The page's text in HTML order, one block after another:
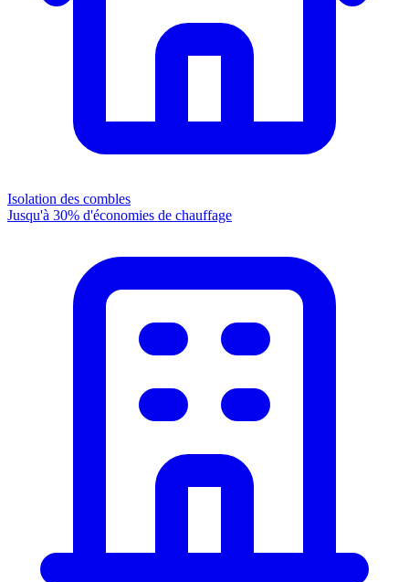
Isolation des combles
Jusqu'à 30% d'économies de chauffage